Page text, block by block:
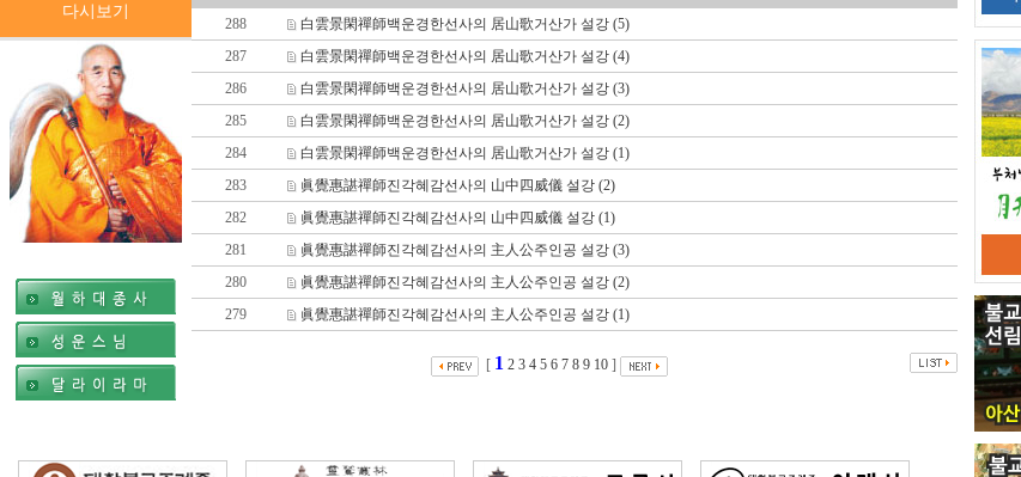
다시보기
288
白雲景閑禪師백운경한선사의 居山歌거산가 설강 (5)
287
白雲景閑禪師백운경한선사의 居山歌거산가 설강 (4)
286
白雲景閑禪師백운경한선사의 居山歌거산가 설강 (3)
285
白雲景閑禪師백운경한선사의 居山歌거산가 설강 (2)
284
白雲景閑禪師백운경한선사의 居山歌거산가 설강 (1)
283
眞覺惠諶禪師진각혜감선사의 山中四威儀 설강 (2)
282
眞覺惠諶禪師진각혜감선사의 山中四威儀 설강 (1)
281
眞覺惠諶禪師진각혜감선사의 主人公주인공 설강 (3)
280
眞覺惠諶禪師진각혜감선사의 主人公주인공 설강 (2)
279
眞覺惠諶禪師진각혜감선사의 主人公주인공 설강 (1)
[ 1 2 3 4 5 6 7 8 9 10]